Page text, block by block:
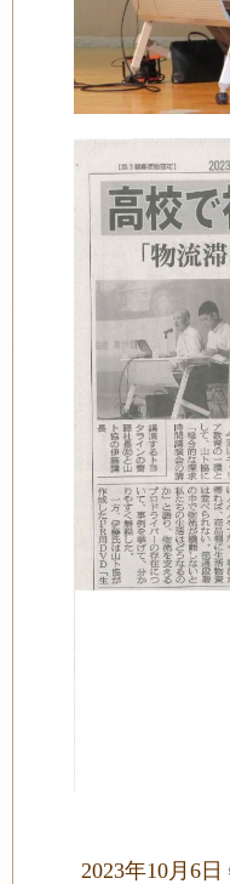
2023年10月6